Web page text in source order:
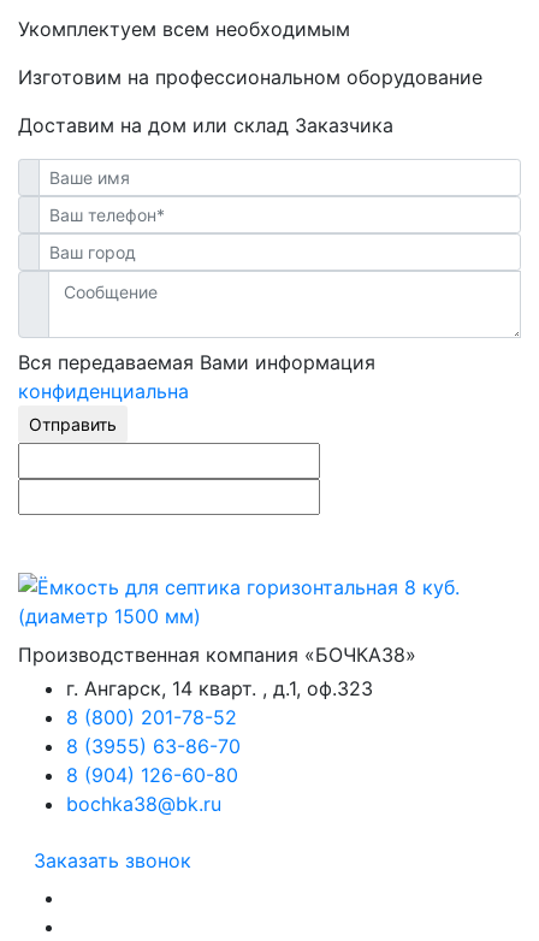
Укомплектуем всем необходимым
Изготовим на профессиональном оборудование
Доставим на дом или склад Заказчика
Вся передаваемая Вами информация
конфиденциальна
Отправить
Производственная компания «БОЧКА38»
г. Ангарск, 14 кварт. , д.1, оф.323
8 (800) 201-78-52
8 (3955) 63-86-70
8 (904) 126-60-80
bochka38@bk.ru
Заказать звонок